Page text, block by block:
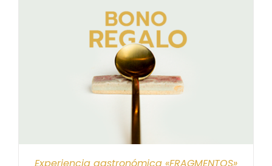
Experiencia gastronómica «FRAGMENTOS»